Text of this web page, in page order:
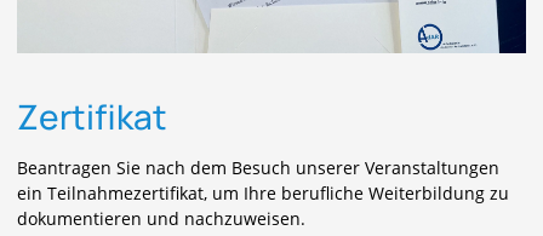
Zertifikat
Beantragen Sie nach dem Besuch unserer Veranstaltungen
ein Teilnahmezertifikat, um Ihre berufliche Weiterbildung zu
dokumentieren und nachzuweisen.